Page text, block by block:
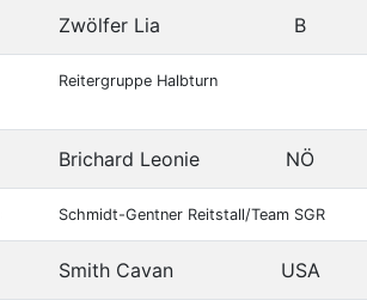
Zwölfer Lia B
Reitergruppe Halbturn
Brichard Leonie NÖ
Schmidt-Gentner Reitstall/Team SGR
Smith Cavan USA